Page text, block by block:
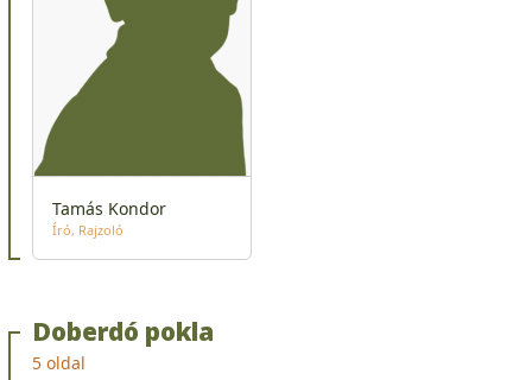
Tamás Kondor
Író Rajzoló
Doberdó pokla
5 oldal